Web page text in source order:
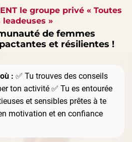
le groupe privé « Toutes
leadeuses »
de femmes
et résilientes !
: ✅ Tu trouves des conseils
ton activité ✅ Tu es entourée
et sensibles prêtes à te
motivation et en confiance